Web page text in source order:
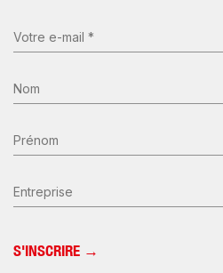
E-
mail
Nom
*
Prénom
Entreprise